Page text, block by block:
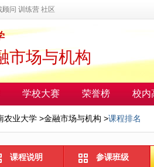
顾问 训练营 社区
市场与机构
学校大赛 荣誉榜 校内
农业大学 >金融市场与机构 >课程排名
课程说明 参课班级